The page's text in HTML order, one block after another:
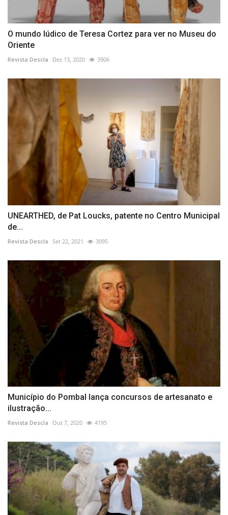
O mundo lúdico de Teresa Cortez para ver no Museu do
Oriente
Revista Descla Dez 13, 2020 3906
UNEARTHED, de Pat Loucks, patente no Centro Municipal
de...
Revista Descla Set 22, 2021 3095
Município do Pombal lança concursos de artesanato e
ilustração...
Revista Descla Out 7, 2020 4195